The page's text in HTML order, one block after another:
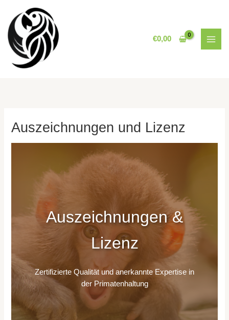
Inhalt
springen
€0,00
Auszeichnungen und Lizenz
Auszeichnungen &
Lizenz
Zertifizierte Qualität und anerkannte Expertise in
der Primatenhaltung